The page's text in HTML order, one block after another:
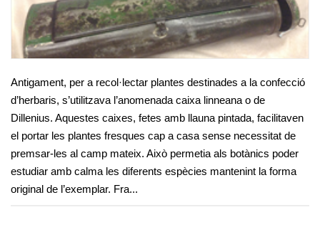
Antigament, per a recol·lectar plantes destinades a la confecció
d’herbaris, s’utilitzava l’anomenada caixa linneana o de
Dillenius. Aquestes caixes, fetes amb llauna pintada, facilitaven
el portar les plantes fresques cap a casa sense necessitat de
premsar-les al camp mateix. Això permetia als botànics poder
estudiar amb calma les diferents espècies mantenint la forma
original de l’exemplar. Fra...